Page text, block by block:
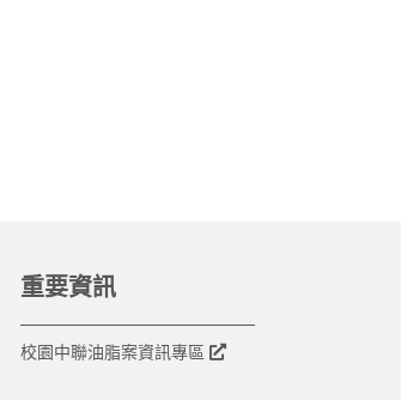
重要資訊
校園中聯油脂案資訊專區